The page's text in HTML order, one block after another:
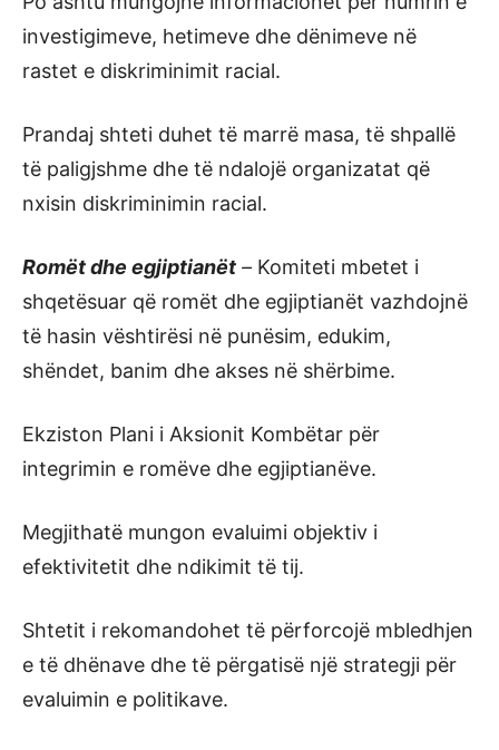
investigimeve, hetimeve dhe dënimeve në
rastet e diskriminimit racial.
Prandaj shteti duhet të marrë masa, të shpallë
të paligjshme dhe të ndalojë organizatat që
nxisin diskriminimin racial.
Romët dhe egjiptianët – Komiteti mbetet i
shqetësuar që romët dhe egjiptianët vazhdojnë
të hasin vështirësi në punësim, edukim,
shëndet, banim dhe akses në shërbime.
Ekziston Plani i Aksionit Kombëtar për
integrimin e romëve dhe egjiptianëve.
Megjithatë mungon evaluimi objektiv i
efektivitetit dhe ndikimit të tij.
Shtetit i rekomandohet të përforcojë mbledhjen
e të dhënave dhe të përgatisë një strategji për
evaluimin e politikave.